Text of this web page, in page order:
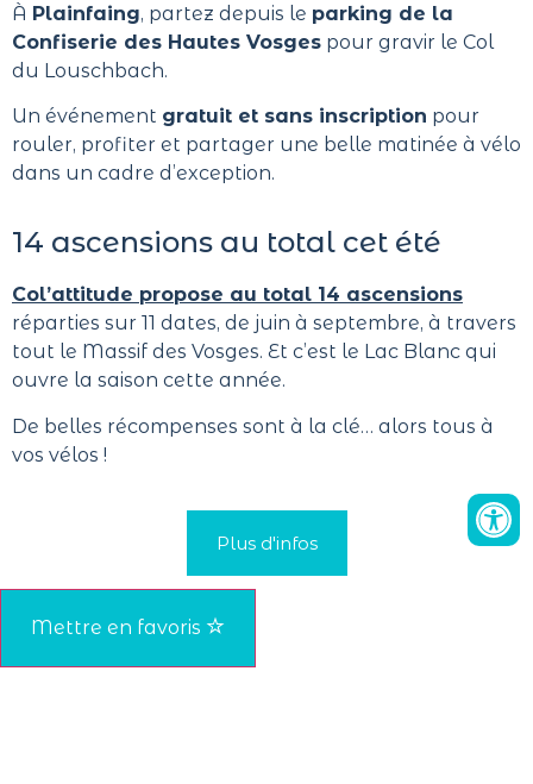
À Plainfaing, partez depuis le parking de la
Confiserie des Hautes Vosges pour gravir le Col
du Louschbach.
Un événement gratuit et sans inscription pour
rouler, profiter et partager une belle matinée à vélo
dans un cadre d’exception.
14 ascensions au total cet été
Col’attitude propose au total 14 ascensions
réparties sur 11 dates, de juin à septembre, à travers
tout le Massif des Vosges. Et c’est le Lac Blanc qui
ouvre la saison cette année.
De belles récompenses sont à la clé… alors tous à
vos vélos !
Plus d'infos
Mettre en favoris